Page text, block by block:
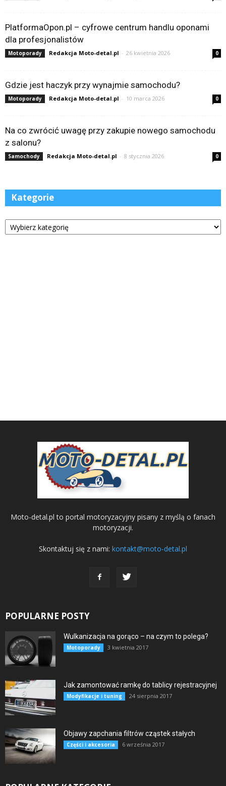
PlatformaOpon.pl – cyfrowe centrum handlu oponami
dla profesjonalistów
Motoporady Redakcja Moto-detal.pl - 26 kwietnia 2026 0
Gdzie jest haczyk przy wynajmie samochodu?
Motoporady Redakcja Moto-detal.pl - 10 marca 2026 0
Na co zwrócić uwagę przy zakupie nowego samochodu
z salonu?
Samochody Redakcja Moto-detal.pl - 8 stycznia 2026 0
Kategorie
Kategorie
Moto-detal.pl to portal motoryzacyjny pisany z myślą o fanach
motoryzacji.
Skontaktuj się z nami: kontakt@moto-detal.pl
POPULARNE POSTY
Wulkanizacja na gorąco – na czym to polega?
Motoporady 3 kwietnia 2017
Jak zamontować ramkę do tablicy rejestracyjnej
Modyfikacje i tuning 24 sierpnia 2017
Objawy zapchania filtrów cząstek stałych
Części i akcesoria 6 września 2017